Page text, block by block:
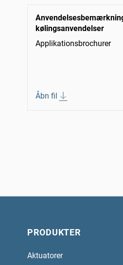
kølingsanvendelser
Applikationsbrochurer
Åbn fil
PRODUKTER
Aktuatorer